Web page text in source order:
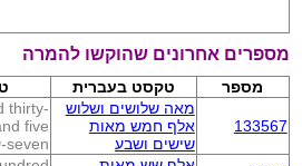
מספרים אחרונים שהוקשו להמרה
מספר טקסט בעברית
133567
מאה שלושים ושלוש
אלף חמש מאות
שישים ושבע
thirty-
five
seven